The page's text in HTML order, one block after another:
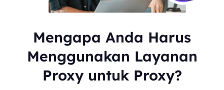
Mengapa Anda Harus
Menggunakan Layanan
Proxy untuk Proxy?